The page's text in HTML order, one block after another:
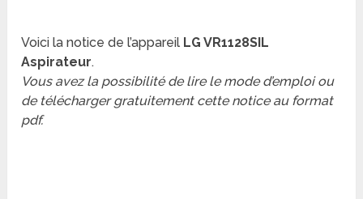
Voici la notice de l’appareil LG VR1128SIL
Aspirateur.
Vous avez la possibilité de lire le mode d’emploi ou
de télécharger gratuitement cette notice au format
pdf.